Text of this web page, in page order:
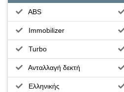
ABS
Immobilizer
Turbo
Ανταλλαγή δεκτή
Ελληνικής